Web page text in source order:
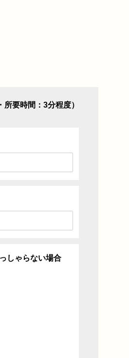
要時間：3分程度）
しゃらない場合